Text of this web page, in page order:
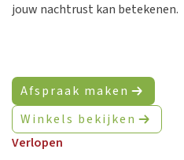
jouw nachtrust kan betekenen.
Afspraak maken
Winkels bekijken
Verlopen